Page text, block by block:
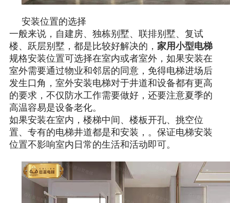
安装位置的选择
一般来说，自建房、独栋别墅、联排别墅、复试
楼、跃层别墅，都是比较好解决的， 家用小型电梯
规格安装位置可选择在室内或者室外，如果安装在
室外需要通过物业和邻居的同意，免得电梯进场后
发生口角，室外安装电梯对于井道和设备都有更高
的要求，不仅防水工作需要做好，还要注意夏季的
高温容易是设备老化。
如果安装在室内，楼梯中间、楼板开孔、挑空位
置、专有的电梯井道都是和安装，。保证电梯安装
位置不影响室内日常的生活和活动即可。